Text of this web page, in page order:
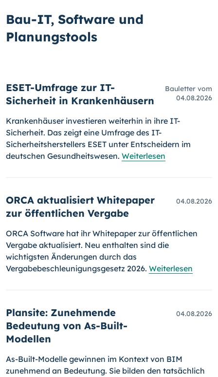
Bau-IT, Software und
Planungstools
ESET-Umfrage zur IT-
Sicherheit in Krankenhäusern
Bauletter vom
04.08.2026
Krankenhäuser investieren weiterhin in ihre IT-
Sicherheit. Das zeigt eine Umfrage des IT-
Sicherheitsherstellers ESET unter Entscheidern im
deutschen Gesundheitswesen. Weiterlesen
ORCA aktualisiert Whitepaper
zur öffentlichen Vergabe
04.08.2026
ORCA Software hat ihr Whitepaper zur öffentlichen
Vergabe aktualisiert. Neu enthalten sind die
wichtigsten Änderungen durch das
Vergabebeschleunigungsgesetz 2026. Weiterlesen
Plansite: Zunehmende
Bedeutung von As-Built-
Modellen
04.08.2026
As-Built-Modelle gewinnen im Kontext von BIM
zunehmend an Bedeutung. Sie bilden den tatsächlich